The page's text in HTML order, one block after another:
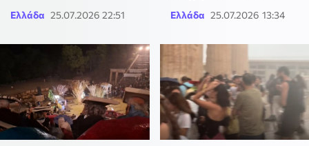
Ελλάδα 25.07.2026 22:51 Ελλάδα 25.07.2026 13:34